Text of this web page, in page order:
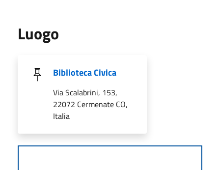
Luogo
Biblioteca Civica
Via Scalabrini, 153,
22072 Cermenate CO,
Italia